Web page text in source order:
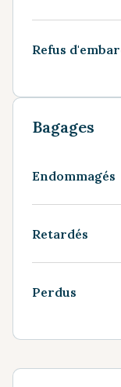
Refus
Bagages
Endommagés
Retardés
Perdus